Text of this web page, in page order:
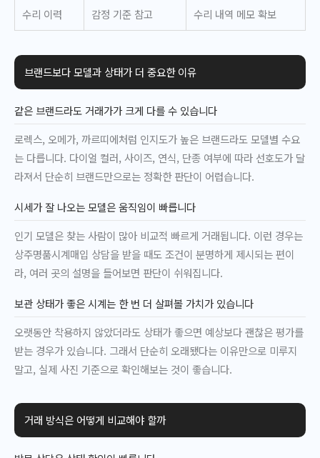
수리 이력 감정 기준 참고 수리 내역 메모 확보
브랜드보다 모델과 상태가 더 중요한 이유
같은 브랜드라도 거래가가 크게 다를 수 있습니다
로렉스, 오메가, 까르띠에처럼 인지도가 높은 브랜드라도 모델별 수요
는 다릅니다. 다이얼 컬러, 사이즈, 연식, 단종 여부에 따라 선호도가 달
라져서 단순히 브랜드만으로는 정확한 판단이 어렵습니다.
시세가 잘 나오는 모델은 움직임이 빠릅니다
인기 모델은 찾는 사람이 많아 비교적 빠르게 거래됩니다. 이런 경우는
상주명품시계매입 상담을 받을 때도 조건이 분명하게 제시되는 편이
라, 여러 곳의 설명을 들어보면 판단이 쉬워집니다.
보관 상태가 좋은 시계는 한 번 더 살펴볼 가치가 있습니다
오랫동안 착용하지 않았더라도 상태가 좋으면 예상보다 괜찮은 평가를
받는 경우가 있습니다. 그래서 단순히 오래됐다는 이유만으로 미루지
말고, 실제 사진 기준으로 확인해보는 것이 좋습니다.
거래 방식은 어떻게 비교해야 할까